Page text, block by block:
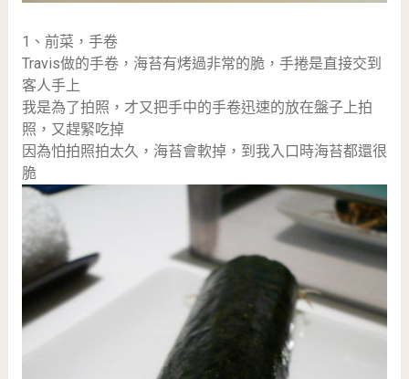
1、前菜，手卷
Travis做的手卷，海苔有烤過非常的脆，手捲是直接交到
客人手上
我是為了拍照，才又把手中的手卷迅速的放在盤子上拍
照，又趕緊吃掉
因為怕拍照拍太久，海苔會軟掉，到我入口時海苔都還很
脆